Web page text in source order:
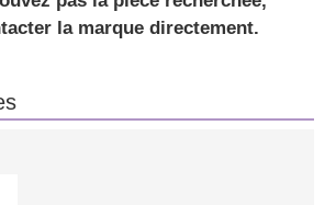
la marque directement.